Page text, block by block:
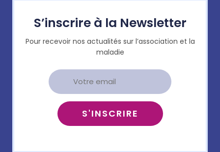
S’inscrire à la Newsletter
Pour recevoir nos actualités sur l’association et la
maladie